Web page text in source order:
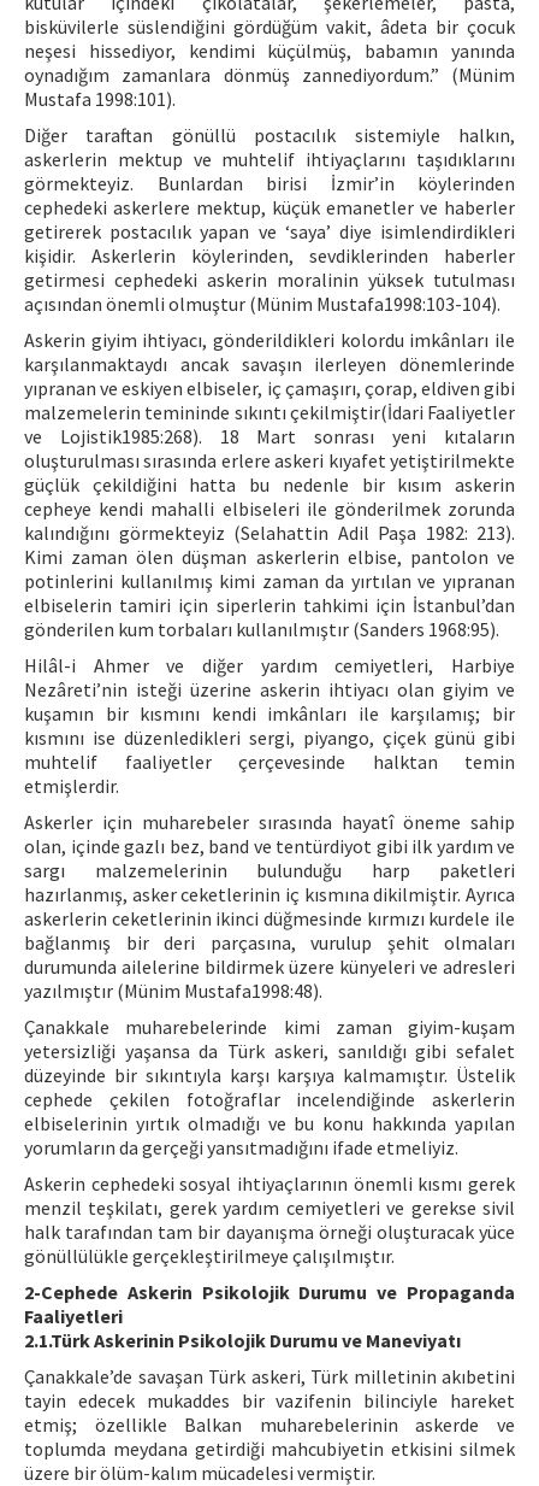
bisküvilerle süslendiğini gördüğüm vakit, âdeta bir çocuk
neşesi hissediyor, kendimi küçülmüş, babamın yanında
oynadığım zamanlara dönmüş zannediyordum.” (Münim
Mustafa 1998:101).
Diğer taraftan gönüllü postacılık sistemiyle halkın,
askerlerin mektup ve muhtelif ihtiyaçlarını taşıdıklarını
görmekteyiz. Bunlardan birisi İzmir’in köylerinden
cephedeki askerlere mektup, küçük emanetler ve haberler
getirerek postacılık yapan ve ‘saya’ diye isimlendirdikleri
kişidir. Askerlerin köylerinden, sevdiklerinden haberler
getirmesi cephedeki askerin moralinin yüksek tutulması
açısından önemli olmuştur (Münim Mustafa1998:103-104).
Askerin giyim ihtiyacı, gönderildikleri kolordu imkânları ile
karşılanmaktaydı ancak savaşın ilerleyen dönemlerinde
yıpranan ve eskiyen elbiseler, iç çamaşırı, çorap, eldiven gibi
malzemelerin temininde sıkıntı çekilmiştir(İdari Faaliyetler
ve Lojistik1985:268). 18 Mart sonrası yeni kıtaların
oluşturulması sırasında erlere askeri kıyafet yetiştirilmekte
güçlük çekildiğini hatta bu nedenle bir kısım askerin
cepheye kendi mahalli elbiseleri ile gönderilmek zorunda
kalındığını görmekteyiz (Selahattin Adil Paşa 1982: 213).
Kimi zaman ölen düşman askerlerin elbise, pantolon ve
potinlerini kullanılmış kimi zaman da yırtılan ve yıpranan
elbiselerin tamiri için siperlerin tahkimi için İstanbul’dan
gönderilen kum torbaları kullanılmıştır (Sanders 1968:95).
Hilâl-i Ahmer ve diğer yardım cemiyetleri, Harbiye
Nezâreti’nin isteği üzerine askerin ihtiyacı olan giyim ve
kuşamın bir kısmını kendi imkânları ile karşılamış; bir
kısmını ise düzenledikleri sergi, piyango, çiçek günü gibi
muhtelif faaliyetler çerçevesinde halktan temin
etmişlerdir.
Askerler için muharebeler sırasında hayatî öneme sahip
olan, içinde gazlı bez, band ve tentürdiyot gibi ilk yardım ve
sargı malzemelerinin bulunduğu harp paketleri
hazırlanmış, asker ceketlerinin iç kısmına dikilmiştir. Ayrıca
askerlerin ceketlerinin ikinci düğmesinde kırmızı kurdele ile
bağlanmış bir deri parçasına, vurulup şehit olmaları
durumunda ailelerine bildirmek üzere künyeleri ve adresleri
yazılmıştır (Münim Mustafa1998:48).
Çanakkale muharebelerinde kimi zaman giyim-kuşam
yetersizliği yaşansa da Türk askeri, sanıldığı gibi sefalet
düzeyinde bir sıkıntıyla karşı karşıya kalmamıştır. Üstelik
cephede çekilen fotoğraflar incelendiğinde askerlerin
elbiselerinin yırtık olmadığı ve bu konu hakkında yapılan
yorumların da gerçeği yansıtmadığını ifade etmeliyiz.
Askerin cephedeki sosyal ihtiyaçlarının önemli kısmı gerek
menzil teşkilatı, gerek yardım cemiyetleri ve gerekse sivil
halk tarafından tam bir dayanışma örneği oluşturacak yüce
gönüllülükle gerçekleştirilmeye çalışılmıştır.
2-Cephede Askerin Psikolojik Durumu ve Propaganda
Faaliyetleri
2.1.Türk Askerinin Psikolojik Durumu ve Maneviyatı
Çanakkale’de savaşan Türk askeri, Türk milletinin akıbetini
tayin edecek mukaddes bir vazifenin bilinciyle hareket
etmiş; özellikle Balkan muharebelerinin askerde ve
toplumda meydana getirdiği mahcubiyetin etkisini silmek
üzere bir ölüm-kalım mücadelesi vermiştir.